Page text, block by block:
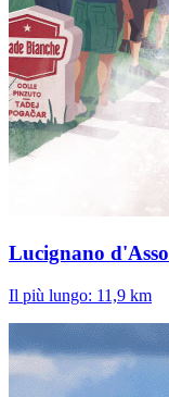
Lucignano d'Asso
Il più lungo: 11,9 km